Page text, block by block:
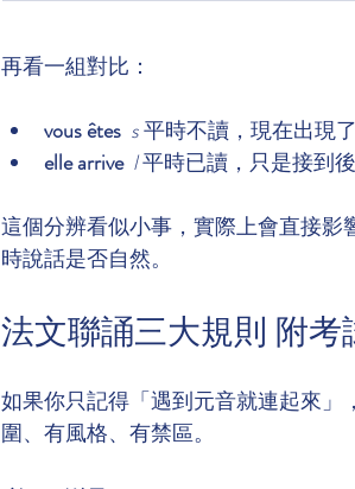
再看一組對比：
vous êtes s 平時不讀，現在出現
elle arrive l 平時已讀，只是接到後
這個分辨看似小事，實際上會直接影
時說話是否自然。
法文聯誦三大規則 附考
如果你只記得「遇到元音就連起來
圍、有風格、有禁區。